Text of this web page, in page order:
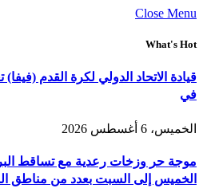
Close Menu
What's Hot
قيادة الاتحاد الدولي لكرة القدم (فيفا)
في
الخميس، 6 أغسطس 2026
موجة حر وزخات رعدية مع تساقط
الخميس إلى السبت بعدد من مناطق